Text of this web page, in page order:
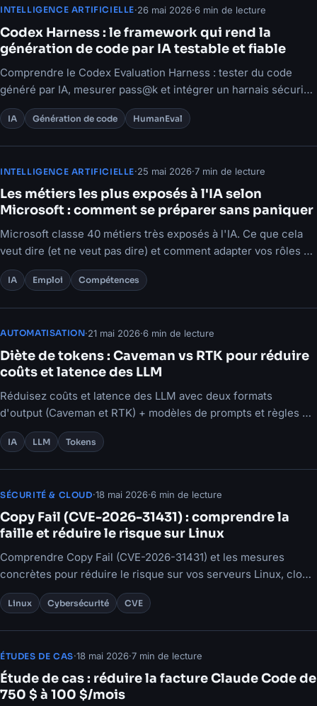
INTELLIGENCE ARTIFICIELLE·26 mai 2026·6 min de lecture
Codex Harness : le framework qui rend la
génération de code par IA testable et fiable
Comprendre le Codex Evaluation Harness : tester du code
généré par IA, mesurer pass@k et intégrer un harnais sécurisé
dans votre CI/CD.
IA Génération de code HumanEval
INTELLIGENCE ARTIFICIELLE·25 mai 2026·7 min de lecture
Les métiers les plus exposés à l'IA selon
Microsoft : comment se préparer sans paniquer
Microsoft classe 40 métiers très exposés à l'IA. Ce que cela
veut dire (et ne veut pas dire) et comment adapter vos rôles et
processus.
IA Emploi Compétences
AUTOMATISATION·21 mai 2026·6 min de lecture
Diète de tokens : Caveman vs RTK pour réduire
coûts et latence des LLM
Réduisez coûts et latence des LLM avec deux formats
d'output (Caveman et RTK) + modèles de prompts et règles de
choix.
IA LLM Tokens
SÉCURITÉ & CLOUD·18 mai 2026·6 min de lecture
Copy Fail (CVE-2026-31431) : comprendre la
faille et réduire le risque sur Linux
Comprendre Copy Fail (CVE-2026-31431) et les mesures
concrètes pour réduire le risque sur vos serveurs Linux, cloud
et conteneurs.
Linux Cybersécurité CVE
ÉTUDES DE CAS·18 mai 2026·7 min de lecture
Étude de cas : réduire la facture Claude Code de
750 $ à 100 $/mois